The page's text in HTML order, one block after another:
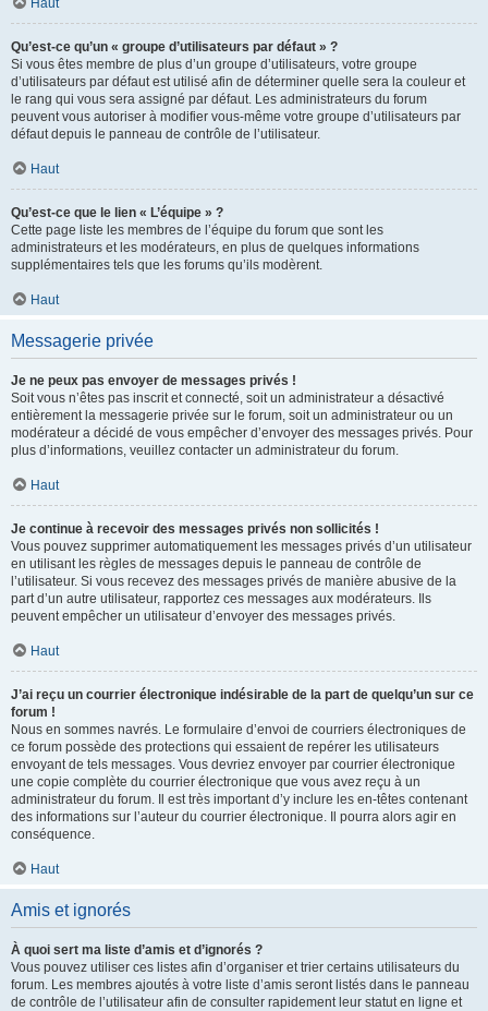
Haut
Qu’est-ce qu’un « groupe d’utilisateurs par défaut » ?
Si vous êtes membre de plus d’un groupe d’utilisateurs, votre groupe
d’utilisateurs par défaut est utilisé afin de déterminer quelle sera la couleur et
le rang qui vous sera assigné par défaut. Les administrateurs du forum
peuvent vous autoriser à modifier vous-même votre groupe d’utilisateurs par
défaut depuis le panneau de contrôle de l’utilisateur.
Haut
Qu’est-ce que le lien « L’équipe » ?
Cette page liste les membres de l’équipe du forum que sont les
administrateurs et les modérateurs, en plus de quelques informations
supplémentaires tels que les forums qu’ils modèrent.
Haut
Messagerie privée
Je ne peux pas envoyer de messages privés !
Soit vous n’êtes pas inscrit et connecté, soit un administrateur a désactivé
entièrement la messagerie privée sur le forum, soit un administrateur ou un
modérateur a décidé de vous empêcher d’envoyer des messages privés. Pour
plus d’informations, veuillez contacter un administrateur du forum.
Haut
Je continue à recevoir des messages privés non sollicités !
Vous pouvez supprimer automatiquement les messages privés d’un utilisateur
en utilisant les règles de messages depuis le panneau de contrôle de
l’utilisateur. Si vous recevez des messages privés de manière abusive de la
part d’un autre utilisateur, rapportez ces messages aux modérateurs. Ils
peuvent empêcher un utilisateur d’envoyer des messages privés.
Haut
J’ai reçu un courrier électronique indésirable de la part de quelqu’un sur ce
forum !
Nous en sommes navrés. Le formulaire d’envoi de courriers électroniques de
ce forum possède des protections qui essaient de repérer les utilisateurs
envoyant de tels messages. Vous devriez envoyer par courrier électronique
une copie complète du courrier électronique que vous avez reçu à un
administrateur du forum. Il est très important d’y inclure les en-têtes contenant
des informations sur l’auteur du courrier électronique. Il pourra alors agir en
conséquence.
Haut
Amis et ignorés
À quoi sert ma liste d’amis et d’ignorés ?
Vous pouvez utiliser ces listes afin d’organiser et trier certains utilisateurs du
forum. Les membres ajoutés à votre liste d’amis seront listés dans le panneau
de contrôle de l’utilisateur afin de consulter rapidement leur statut en ligne et